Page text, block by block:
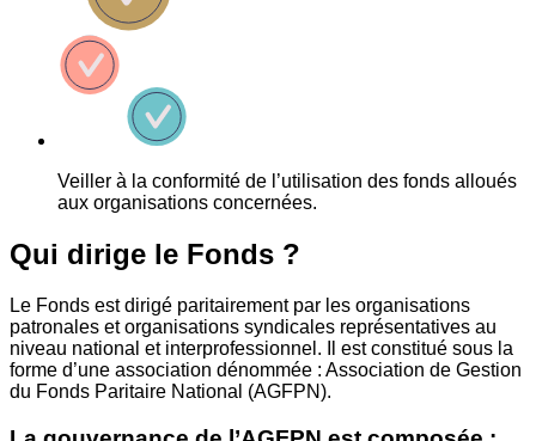
Veiller à la conformité de l’utilisation des fonds alloués
aux organisations concernées.
Qui dirige le Fonds ?
Le Fonds est dirigé paritairement par les organisations
patronales et organisations syndicales représentatives au
niveau national et interprofessionnel. Il est constitué sous la
forme d’une association dénommée : Association de Gestion
du Fonds Paritaire National (AGFPN).